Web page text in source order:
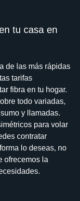
tu casa en
de las más rápidas
tarifas
fibra en tu hogar.
todo variadas,
y llamadas.
para volar
contratar
lo deseas, no
ofrecemos la